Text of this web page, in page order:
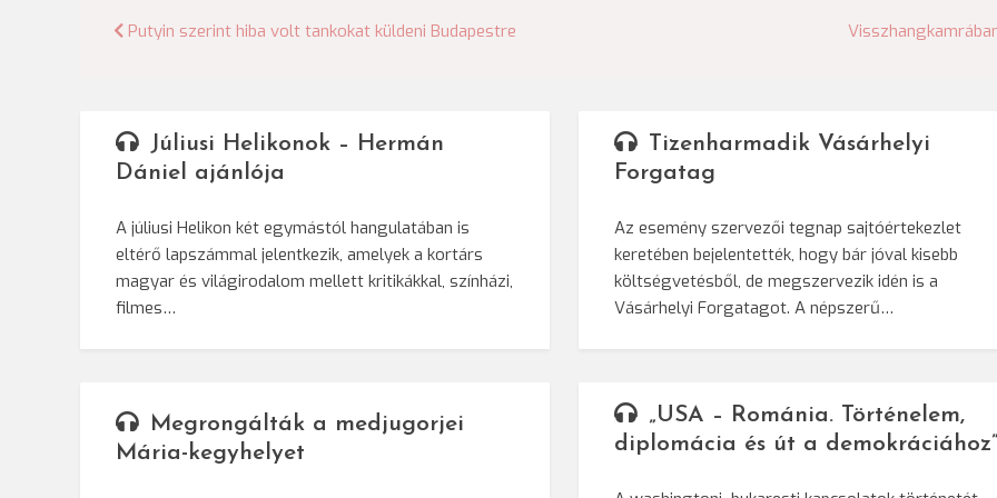
Bejegyzés
Putyin szerint hiba volt tankokat küldeni Budapestre
Júliusi Helikonok – Hermán
Dániel ajánlója
A júliusi Helikon két egymástól hangulatában is
eltérő lapszámmal jelentkezik, amelyek a kortárs
magyar és világirodalom mellett kritikákkal, színházi,
filmes…
Tizenharmadik Vásárhelyi
Forgatag
Az esemény szervezői tegnap sajtóértekezlet
keretében bejelentették, hogy bár jóval kisebb
költségvetésből, de megszervezik idén is a
Vásárhelyi Forgatagot. A népszerű…
Megrongálták a medjugorjei
Mária-kegyhelyet
„USA – Románia. Történelem,
diplomácia és út a